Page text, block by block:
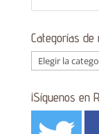
Categorías de
Categorías
de
nuestro
Blog
¡Síguenos en